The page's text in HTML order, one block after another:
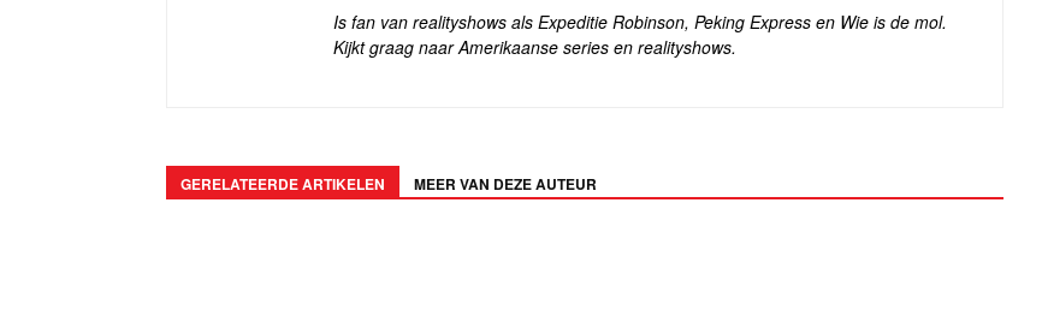
Is fan van realityshows als Expeditie Robinson, Peking Express en Wie is de mol.
Kijkt graag naar Amerikaanse series en realityshows.
GERELATEERDE ARTIKELEN MEER VAN DEZE AUTEUR